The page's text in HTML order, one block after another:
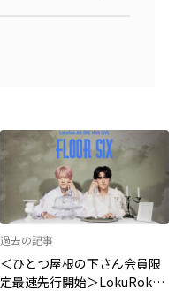
過去の記事
＜ひとつ屋根の下さん会員限
定最速先行開始＞LokuRok